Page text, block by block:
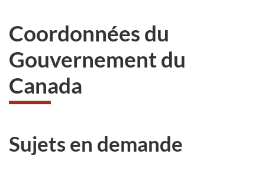
ici :
C
o
o
r
o
Coordonnées du
Gouvernement du
Canada
Sujets en demande